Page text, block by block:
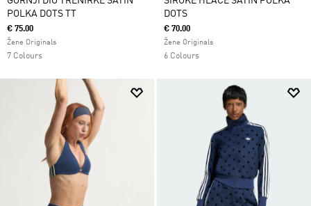
POLKA DOTS TT
€ 75.00
Žene Originals
7 Colours
DOTS
€ 70.00
Žene Originals
6 Colours